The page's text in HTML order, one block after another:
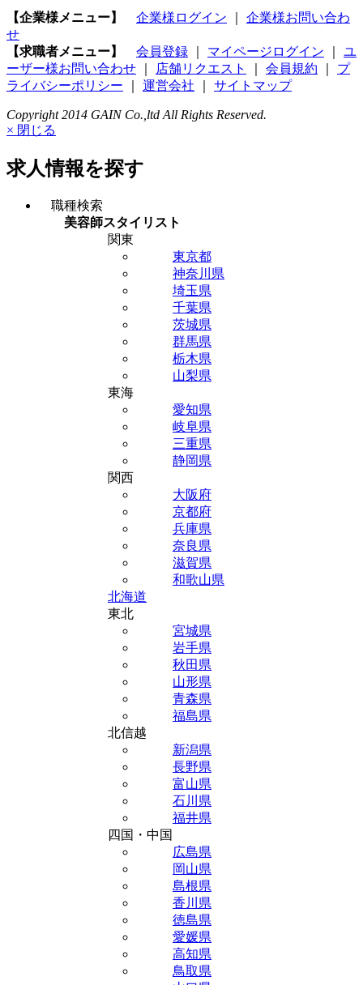
【企業様メニュー】 企業様ログイン
企業様お問い合わ
せ
【求職者メニュー】
会員登録 マイページログイン
ユ
ーザー様お問い合わせ
店舗リクエスト 会員規約
プ
ライバシーポリシー
運営会社 サイトマップ
Copyright 2014 GAIN Co.,ltd All Rights Reserved.
× 閉じる
求人情報を探す
職種検索
美容師スタイリスト
関東
東京都
神奈川県
埼玉県
千葉県
茨城県
群馬県
栃木県
山梨県
東海
愛知県
岐阜県
三重県
静岡県
関西
大阪府
京都府
兵庫県
奈良県
滋賀県
和歌山県
北海道
東北
宮城県
岩手県
秋田県
山形県
青森県
福島県
北信越
新潟県
長野県
富山県
石川県
福井県
四国・中国
広島県
岡山県
島根県
香川県
徳島県
愛媛県
高知県
鳥取県